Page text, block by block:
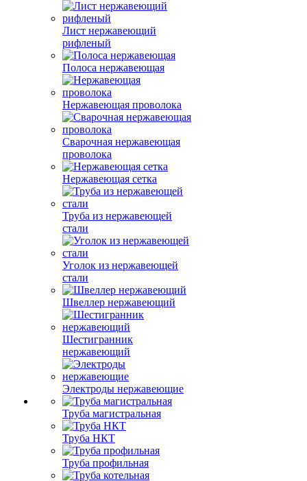
Лист нержавеющий
рифленый
Полоса нержавеющая
Нержавеющая проволока
Сварочная нержавеющая
проволока
Нержавеющая сетка
Труба из нержавеющей
стали
Уголок из нержавеющей
стали
Швеллер нержавеющий
Шестигранник
нержавеющий
Электроды нержавеющие
Труба магистральная
Труба НКТ
Труба профильная